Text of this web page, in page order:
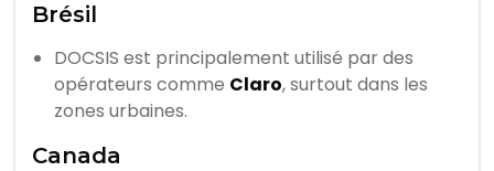
Brésil
DOCSIS est principalement utilisé par des
opérateurs comme Claro, surtout dans les
zones urbaines.
Canada